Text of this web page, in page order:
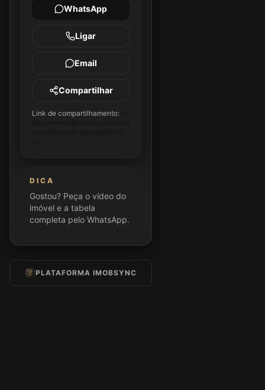
WhatsApp
Ligar
Email
Compartilhar
Link de compartilhamento:
DICA
Gostou? Peça o vídeo do
imóvel e a tabela
completa pelo WhatsApp.
PLATAFORMA IMOBSYNC